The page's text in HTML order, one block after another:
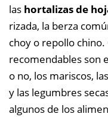
las hortalizas de
rizada, la berza
choy o repollo
recomendables son
o no, los mariscos,
y las legumbres
algunos de los